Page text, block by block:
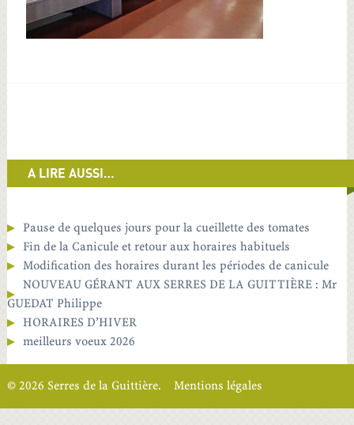
A LIRE AUSSI…
Pause de quelques jours pour la cueillette des tomates
Fin de la Canicule et retour aux horaires habituels
Modification des horaires durant les périodes de canicule
NOUVEAU GÉRANT AUX SERRES DE LA GUITTIÈRE : Mr
GUEDAT Philippe
HORAIRES D’HIVER
meilleurs voeux 2026
© 2026 Serres de la Guittière. Mentions légales